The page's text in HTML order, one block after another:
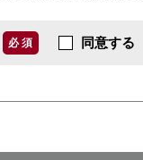
必 須 同意する